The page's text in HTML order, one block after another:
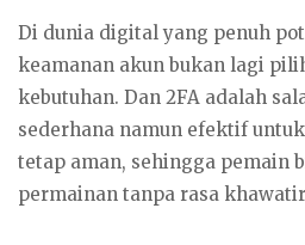
Di dunia digital yang penuh
keamanan akun bukan lagi
kebutuhan. Dan 2FA adalah
sederhana namun efektif
tetap aman, sehingga pemain
permainan tanpa rasa